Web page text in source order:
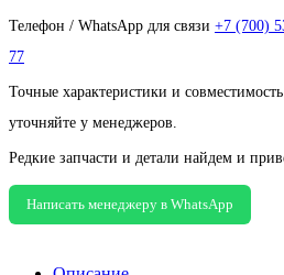
Телефон / WhatsApp для связи +7 (700)
77
Точные характеристики и
уточняйте у менеджеров.
Редкие запчасти и детали найдем и
Написать менеджеру в WhatsApp